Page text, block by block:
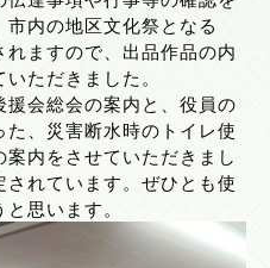
内の地区文化祭となる
れますので、出品作品の内
ただきました。
会総会の案内と、役員の
、災害断水時のトイレ使
内をさせていただきまし
れています。ぜひとも使
思います。